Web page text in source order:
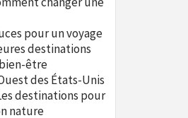
pour un voyage
destinations
être
des États-Unis
destinations pour
nature